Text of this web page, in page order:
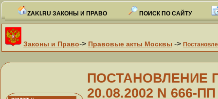
ZAKI.RU ЗАКОНЫ И ПРАВО ПОИСК ПО САЙТУ
Законы и Право-> Правовые акты Москвы ->
ПОСТАНОВЛЕНИЕ
20.08.2002 N